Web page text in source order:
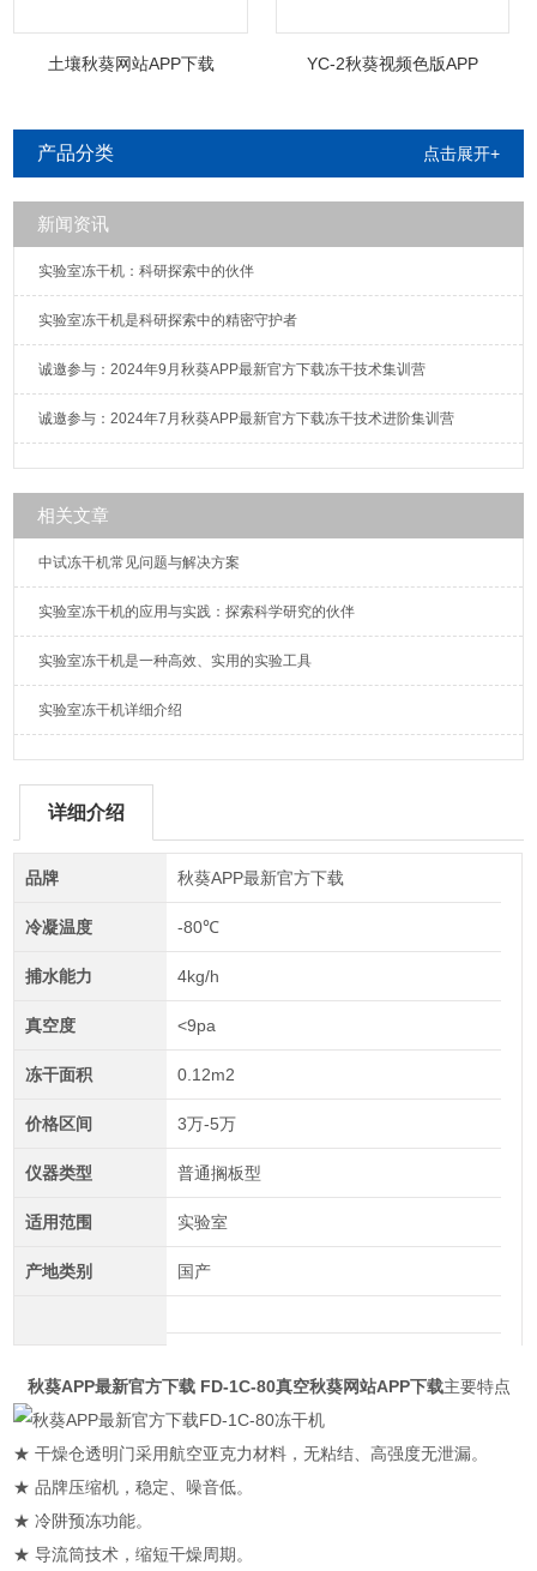
土壤秋葵网站APP下载 YC-2秋葵视频色版APP
产品分类 点击展开+
新闻资讯
实验室冻干机：科研探索中的伙伴
实验室冻干机是科研探索中的精密守护者
诚邀参与：2024年9月秋葵APP最新官方下载冻干技术集训营
诚邀参与：2024年7月秋葵APP最新官方下载冻干技术进阶集训营
相关文章
中试冻干机常见问题与解决方案
实验室冻干机的应用与实践：探索科学研究的伙伴
实验室冻干机是一种高效、实用的实验工具
实验室冻干机详细介绍
详细介绍
品牌 秋葵APP最新官方下载
冷凝温度 -80℃
捕水能力 4kg/h
真空度 <9pa
冻干面积 0.12m2
价格区间 3万-5万
仪器类型 普通搁板型
适用范围 实验室
产地类别 国产
秋葵APP最新官方下载 FD-1C-80真空秋葵网站APP下载主要特点
★ 干燥仓透明门采用航空亚克力材料，无粘结、高强度无泄漏。
★ 品牌压缩机，稳定、噪音低。
★ 冷阱预冻功能。
★ 导流筒技术，缩短干燥周期。